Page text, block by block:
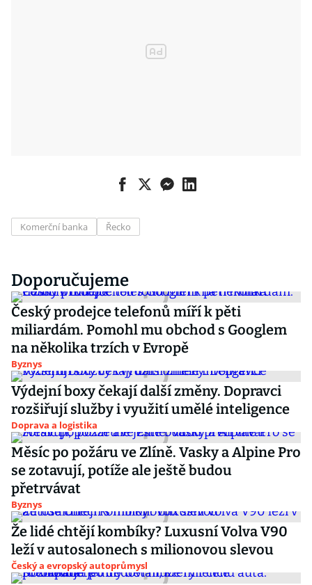
Komerční banka Řecko
Doporučujeme
Český prodejce telefonů míří k pěti
miliardám. Pomohl mu obchod s Googlem
na několika trzích v Evropě
Byznys
Výdejní boxy čekají další změny. Dopravci
rozšiřují služby i využití umělé inteligence
Doprava a logistika
Měsíc po požáru ve Zlíně. Vasky a Alpine Pro
se zotavují, potíže ale ještě budou
přetrvávat
Byznys
Že lidé chtějí kombíky? Luxusní Volva V90
leží v autosalonech s milionovou slevou
Český a evropský autoprůmysl